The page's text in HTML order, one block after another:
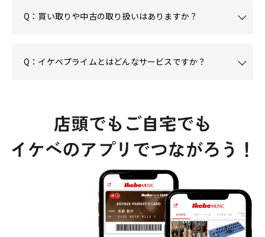
Q：買い取りや中古の取り扱いはありますか？
Q：イケベプライムとはどんなサービスですか？